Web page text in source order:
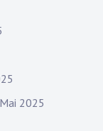
2025